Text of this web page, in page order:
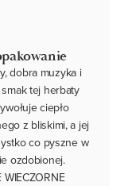
dobra muzyka i
tej herbaty
ciepło
z bliskimi, a jej
co pyszne w
ozdobionej.